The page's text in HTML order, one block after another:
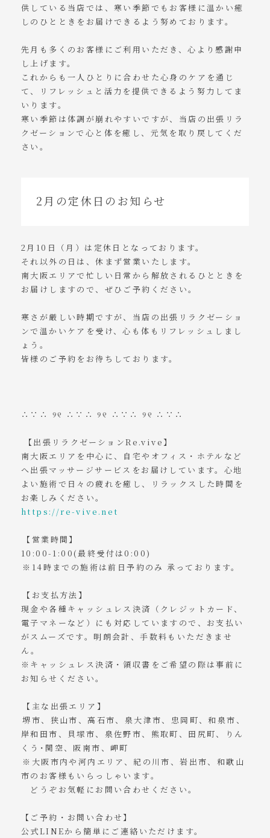
供している当店では、寒い季節でもお客様に温かい癒
しのひとときをお届けできるよう努めております。
先月も多くのお客様にご利用いただき、心より感謝申
し上げます。
これからも一人ひとりに合わせた心身のケアを通じ
て、リフレッシュと活力を提供できるよう努力してま
いります。
寒い季節は体調が崩れやすいですが、当店の出張リラ
クゼーションで心と体を癒し、元気を取り戻してくだ
さい。
2月の定休日のお知らせ
2月10日（月）は定休日となっております。
それ以外の日は、休まず営業いたします。
南大阪エリアで忙しい日常から解放されるひとときを
お届けしますので、ぜひご予約ください。
寒さが厳しい時期ですが、当店の出張リラクゼーショ
ンで温かいケアを受け、心も体もリフレッシュしまし
ょう。
皆様のご予約をお待ちしております。
∴∵∴ ୨୧ ∴∵∴ ୨୧ ∴∵∴ ୨୧ ∴∵∴⁡
⁡⁡【出張リラクゼーションRe.vive】
南大阪エリアを中心に、自宅やオフィス・ホテルなど
へ出張マッサージサービスをお届けしています。心地
よい施術で日々の疲れを癒し、リラックスした時間を
お楽しみください。
https://re-vive.net
⁡【営業時間】
10:00-1:00(最終受付は0:00)⁡
⁡※14時までの施術は前日予約のみ⁡⁡承っております。
⁡【お支払方法】⁡
現金や各種キャッシュレス決済（クレジットカード、
電子マネーなど）にも対応していますので、お支払い
がスムーズです。明朗会計、手数料もいただきませ
ん。
※キャッシュレス決済・領収書をご希望の際は事前に
お知らせください。
⁡【主な出張エリア】⁡
⁡堺市、狭山市、高石市、泉大津市、忠岡町、和泉市、
岸和田市、貝塚市、泉佐野市、熊取町、田尻町、りん
くう･関空、阪南市、岬町⁡
⁡※大阪市内や河内エリア、紀の川市、岩出市、和歌山
市のお客様もいらっしゃいます。
どうぞお気軽にお問い合わせください。
【ご予約・お問い合わせ】
公式LINEから簡単にご連絡いただけます。